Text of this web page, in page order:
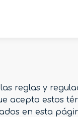
reglas y
acepta estos
en esta